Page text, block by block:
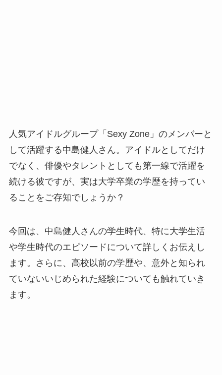
人気アイドルグループ「Sexy Zone」のメンバーと
して活躍する中島健人さん。アイドルとしてだけ
でなく、俳優やタレントとしても第一線で活躍を
続ける彼ですが、実は大学卒業の学歴を持ってい
ることをご存知でしょうか？
今回は、中島健人さんの学生時代、特に大学生活
や学生時代のエピソードについて詳しくお伝えし
ます。さらに、高校以前の学歴や、意外と知られ
ていないいじめられた経験についても触れていき
ます。